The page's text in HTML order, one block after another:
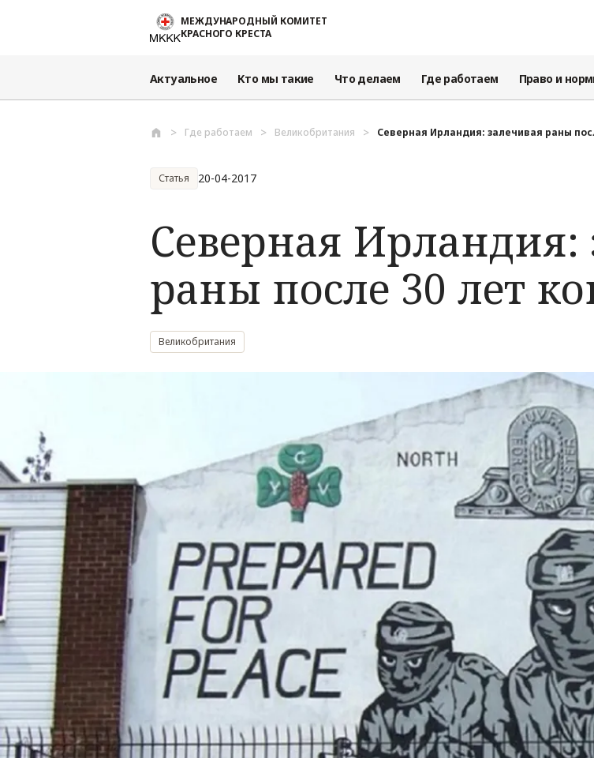
Перейти к основному содержаниюМЕЖДУНАРОДНЫЙ КОМИТЕТ
КРАСНОГО КРЕСТА
Актуальное Кто мы такие Что делаем Где работаем Право и
Где работаем Великобритания Северная Ирландия: залечивая раны
Статья 20-04-2017
Северная Ирландия:
раны после 30 лет
Великобритания